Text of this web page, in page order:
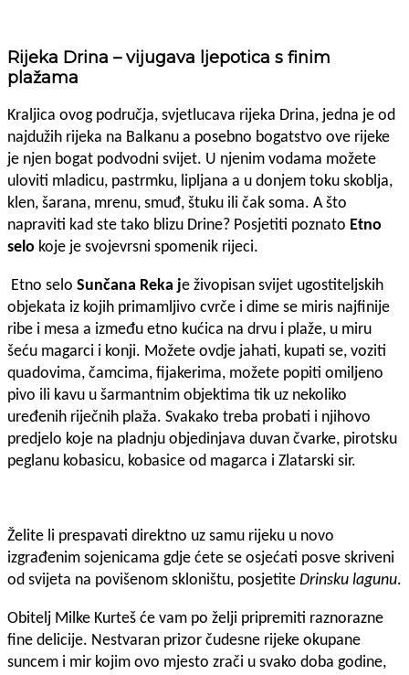
Rijeka Drina – vijugava ljepotica s finim
plažama
Kraljica ovog područja, svjetlucava rijeka Drina, jedna je od
najdužih rijeka na Balkanu a posebno bogatstvo ove rijeke
je njen bogat podvodni svijet. U njenim vodama možete
uloviti mladicu, pastrmku, lipljana a u donjem toku skoblja,
klen, šarana, mrenu, smuđ, štuku ili čak soma. A što
napraviti kad ste tako blizu Drine? Posjetiti poznato Etno
selo koje je svojevrsni spomenik rijeci.
Etno selo Sunčana Reka je živopisan svijet ugostiteljskih
objekata iz kojih primamljivo cvrče i dime se miris najfinije
ribe i mesa a između etno kućica na drvu i plaže, u miru
šeću magarci i konji. Možete ovdje jahati, kupati se, voziti
quadovima, čamcima, fijakerima, možete popiti omiljeno
pivo ili kavu u šarmantnim objektima tik uz nekoliko
uređenih riječnih plaža. Svakako treba probati i njihovo
predjelo koje na pladnju objedinjava duvan čvarke, pirotsku
peglanu kobasicu, kobasice od magarca i Zlatarski sir.
Želite li prespavati direktno uz samu rijeku u novo
izgrađenim sojenicama gdje ćete se osjećati posve skriveni
od svijeta na povišenom skloništu, posjetite Drinsku lagunu.
Obitelj Milke Kurteš će vam po želji pripremiti raznorazne
fine delicije. Nestvaran prizor čudesne rijeke okupane
suncem i mir kojim ovo mjesto zrači u svako doba godine,